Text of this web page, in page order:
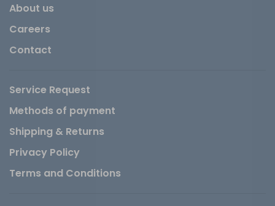
About us
Careers
Contact
Service Request
Methods of payment
Shipping & Returns
Privacy Policy
Terms and Conditions